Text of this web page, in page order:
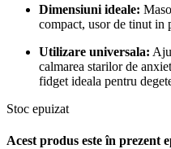
Dimensiuni ideale:
compact, usor de tinut in
Utilizare universala:
calmarea starilor de
fidget ideala pentru
Stoc epuizat
Acest produs este în prezent